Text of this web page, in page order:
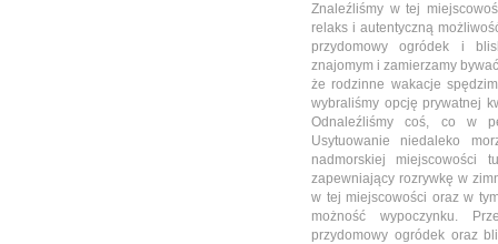
Znaleźliśmy w tej
relaks i autentyczną
przydomowy ogródek i
znajomym i zamierzamy
że rodzinne wakacje
wybraliśmy opcję prywatnej
Odnaleźliśmy coś, co w
Usytuowanie niedaleko
nadmorskiej miejscowości
zapewniający rozrywkę w
w tej miejscowości oraz w
możność wypoczynku.
przydomowy ogródek oraz